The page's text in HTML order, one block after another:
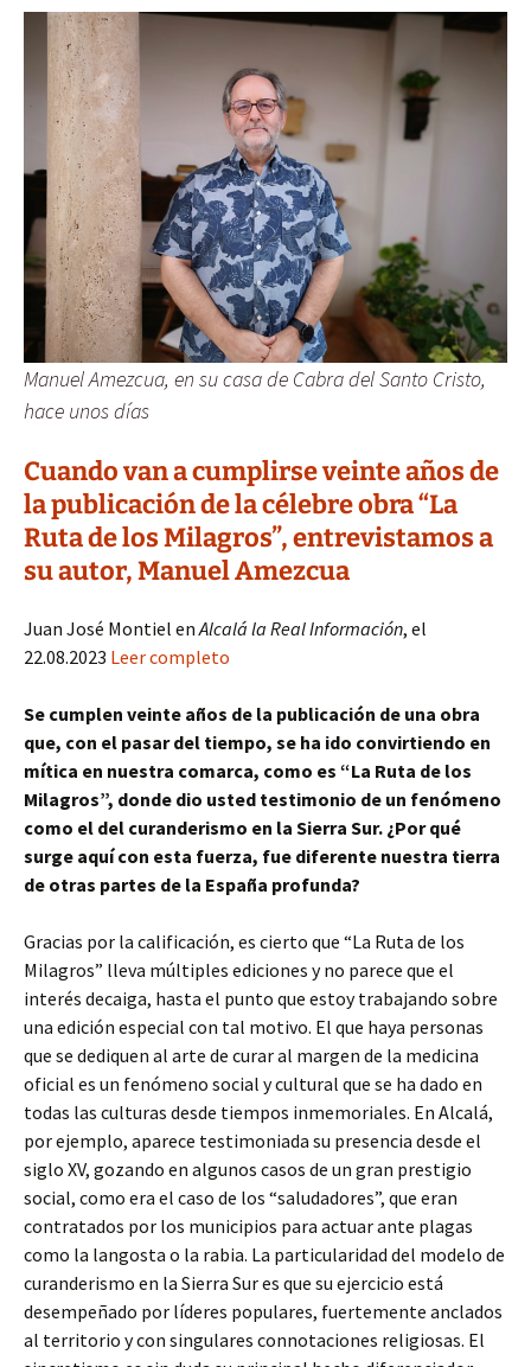
Manuel Amezcua, en su casa de Cabra del Santo Cristo,
hace unos días
Cuando van a cumplirse veinte años de
la publicación de la célebre obra “La
Ruta de los Milagros”, entrevistamos a
su autor, Manuel Amezcua
Juan José Montiel enAlcalá la Real Información, el
22.08.2023 Leer completo
Se cumplen veinte años de la publicación de una obra
que, con el pasar del tiempo, se ha ido convirtiendo en
mítica en nuestra comarca, como es “La Ruta de los
Milagros”, donde dio usted testimonio de un fenómeno
como el del curanderismo en la Sierra Sur. ¿Por qué
surge aquí con esta fuerza, fue diferente nuestra tierra
de otras partes de la España profunda?
Gracias por la calificación, es cierto que “La Ruta de los
Milagros” lleva múltiples ediciones y no parece que el
interés decaiga, hasta el punto que estoy trabajando sobre
una edición especial con tal motivo. El que haya personas
que se dediquen al arte de curar al margen de la medicina
oficial es un fenómeno social y cultural que se ha dado en
todas las culturas desde tiempos inmemoriales. En Alcalá,
por ejemplo, aparece testimoniada su presencia desde el
siglo XV, gozando en algunos casos de un gran prestigio
social, como era el caso de los “saludadores”, que eran
contratados por los municipios para actuar ante plagas
como la langosta o la rabia. La particularidad del modelo de
curanderismo en la Sierra Sur es que su ejercicio está
desempeñado por líderes populares, fuertemente anclados
al territorio y con singulares connotaciones religiosas. El